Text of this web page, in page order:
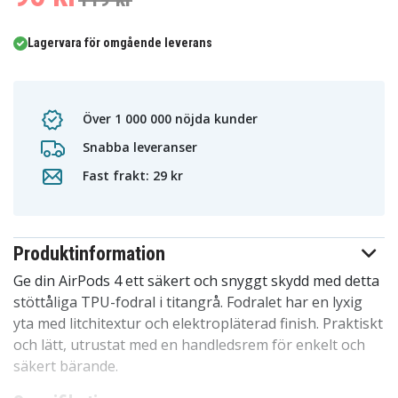
Lagervara för omgående leverans
Över 1 000 000 nöjda kunder
Snabba leveranser
Fast frakt: 29 kr
Produktinformation
Ge din AirPods 4 ett säkert och snyggt skydd med detta
stöttåliga TPU-fodral i titangrå. Fodralet har en lyxig
yta med litchitextur och elektropläterad finish. Praktiskt
och lätt, utrustat med en handledsrem för enkelt och
säkert bärande.